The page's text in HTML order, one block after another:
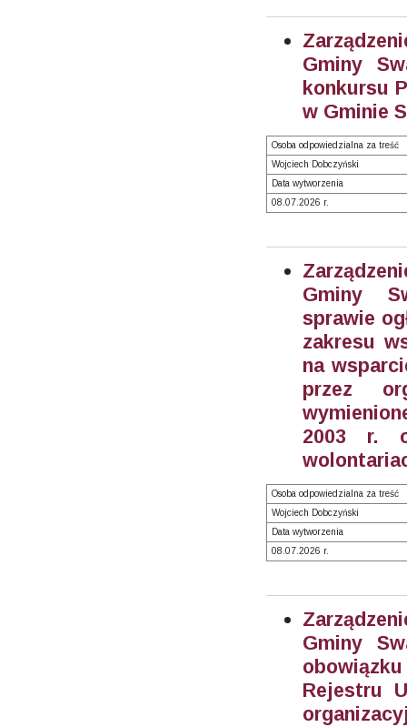
Gminy
konkursu
w Gminie
Osoba odpowiedzialna za treść
Wojciech Dobczyński
Data wytworzenia
08.07.2026 r.
Gminy
sprawie
zakresu
na
przez
2003 r.
Osoba odpowiedzialna za treść
Wojciech Dobczyński
Data wytworzenia
08.07.2026 r.
Gminy
Rejestru